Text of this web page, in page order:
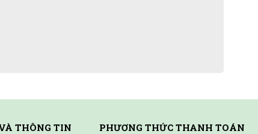
THÔNG TIN PHƯƠNG THỨC THANH TOÁN